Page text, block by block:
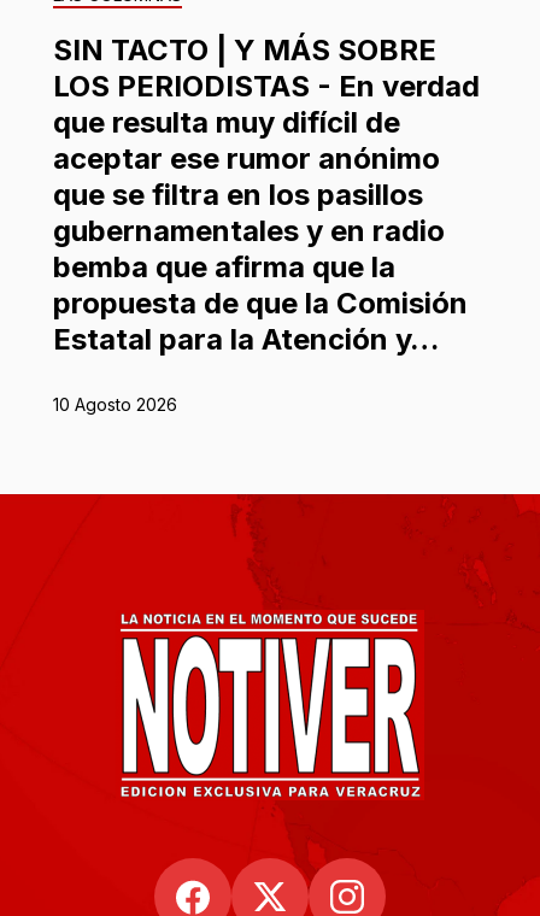
SIN TACTO | Y MÁS SOBRE
LOS PERIODISTAS - En verdad
que resulta muy difícil de
aceptar ese rumor anónimo
que se filtra en los pasillos
gubernamentales y en radio
bemba que afirma que la
propuesta de que la Comisión
Estatal para la Atención y…
10 Agosto 2026